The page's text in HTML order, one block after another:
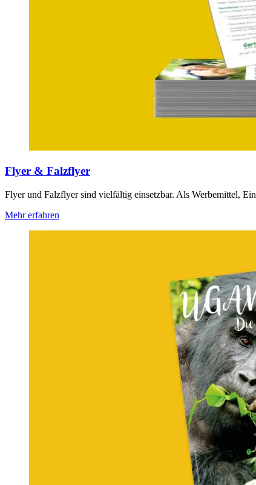
Flyer & Falzflyer
Flyer und Falzflyer sind vielfältig einsetzbar. Als Werbemittel,
Mehr erfahren